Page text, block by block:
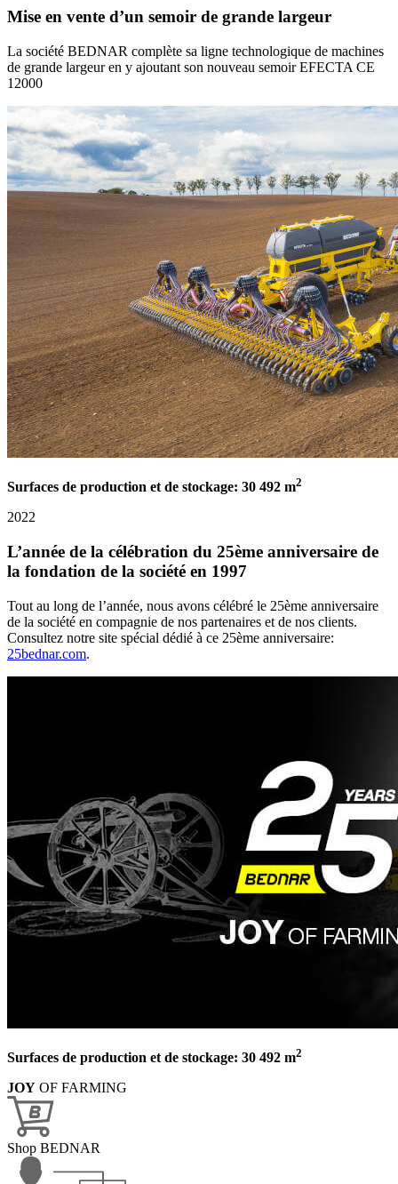
Mise en vente d’un semoir de grande largeur
La société BEDNAR complète sa ligne technologique de machines
de grande largeur en y ajoutant son nouveau semoir EFECTA CE
12000
Surfaces de production et de stockage: 30 492 m2
2022
L’année de la célébration du 25ème anniversaire de
la fondation de la société en 1997
Tout au long de l’année, nous avons célébré le 25ème anniversaire
de la société en compagnie de nos partenaires et de nos clients.
Consultez notre site spécial dédié à ce 25ème anniversaire:
25bednar.com.
Surfaces de production et de stockage: 30 492 m2
JOY OF FARMING
Shop BEDNAR